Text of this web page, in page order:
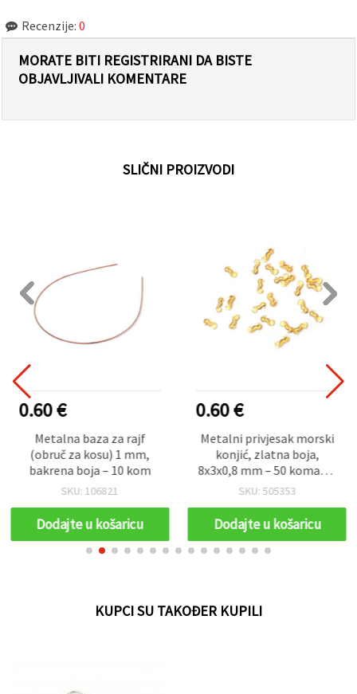
Recenzije: 0
MORATE BITI REGISTRIRANI DA BISTE
OBJAVLJIVALI KOMENTARE
SLIČNI PROIZVODI
0.60 €
Metalna baza za rajf
(obruč za kosu) 1 mm,
bakrena boja – 10 kom
SKU: 106821
Dodajte u košaricu
0.60 €
Metalni privjesak morski
konjić, zlatna boja,
8x3x0,8 mm – 50 komada,
za izradu nakita i DIY hobi
SKU: 505353
Dodajte u košaricu
KUPCI SU TAKOĐER KUPILI